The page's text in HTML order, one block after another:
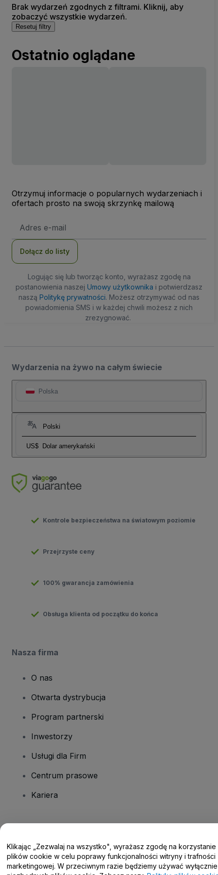
Brak wydarzeń zgodnych z filtrami. Kliknij, aby
zobaczyć wszystkie wydarzeń.
Resetuj filtry
Ostatnio oglądane
Otrzymuj informacje o popularnych wydarzeniach i
ofertach prosto na swoją skrzynkę mailową
e-
Dołącz do listy
Logując się lub tworząc konto, wyrażasz zgodę na
postanowienia naszej Umowy użytkownika i potwierdzasz
naszą Politykę prywatności. Możesz otrzymywać od nas
powiadomienia SMS i w każdej chwili możesz z nich
zrezygnować.
Wydarzenia na żywo na całym świecie
Polska
Polski
US$ Dolar amerykański
Kontrole bezpieczeństwa na światowym poziomie
Przejrzyste ceny
100% gwarancja zamówienia
Obsługa klienta od początku do końca
Nasza firma
O nas
Otwarta dystrybucja
Program partnerski
Inwestorzy
Usługi dla Firm
Centrum prasowe
Kariera
Centrum pomocy / Skontaktuj się z nami
Klikając „Zezwalaj na wszystko", wyrażasz zgodę na korzystanie
plików cookie w celu poprawy funkcjonalności witryny i trafności
marketingowej. W przeciwnym razie będziemy używać wyłącznie